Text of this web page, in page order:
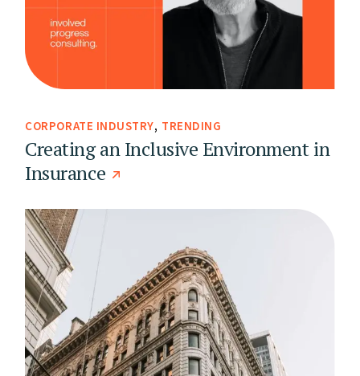
CORPORATE INDUSTRY TRENDING
Creating an Inclusive Environment in
Insurance